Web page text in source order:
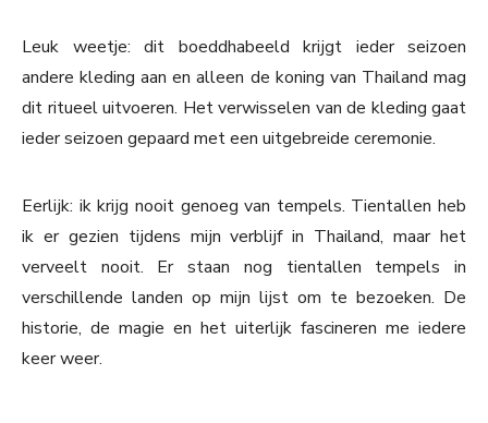
Leuk weetje: dit boeddhabeeld krijgt ieder seizoen
andere kleding aan en alleen de koning van Thailand mag
dit ritueel uitvoeren. Het verwisselen van de kleding gaat
ieder seizoen gepaard met een uitgebreide ceremonie.
Eerlijk: ik krijg nooit genoeg van tempels. Tientallen heb
ik er gezien tijdens mijn verblijf in Thailand, maar het
verveelt nooit. Er staan nog tientallen tempels in
verschillende landen op mijn lijst om te bezoeken. De
historie, de magie en het uiterlijk fascineren me iedere
keer weer.